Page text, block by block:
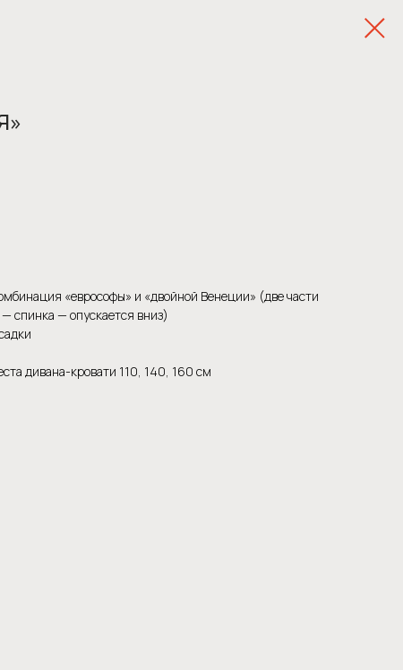
«еврософы» и «двойной Венеции» (две части
спинка — опускается вниз)
дивана-кровати 110, 140, 160 см